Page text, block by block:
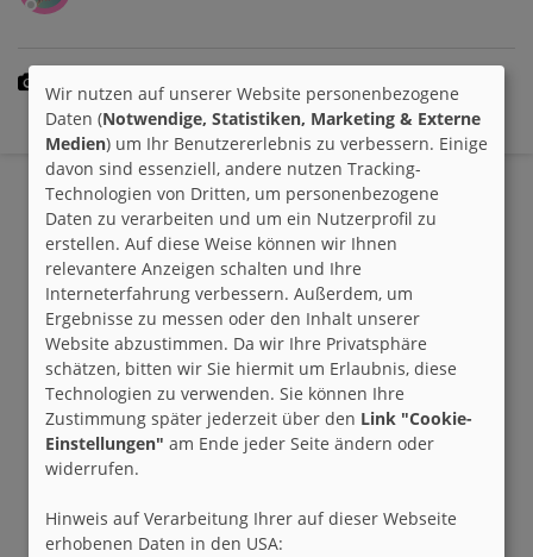
Die letzten 10 Gruppenbilder
- bisher keine Gruppenbilder vorhanden -
Wir nutzen auf unserer Website personenbezogene
Daten (Notwendige, Statistiken, Marketing & Externe
Medien) um Ihr Benutzererlebnis zu verbessern. Einige
davon sind essenziell, andere nutzen Tracking-
Technologien von Dritten, um personenbezogene
Daten zu verarbeiten und um ein Nutzerprofil zu
erstellen. Auf diese Weise können wir Ihnen
relevantere Anzeigen schalten und Ihre
Interneterfahrung verbessern. Außerdem, um
Ergebnisse zu messen oder den Inhalt unserer
Website abzustimmen. Da wir Ihre Privatsphäre
schätzen, bitten wir Sie hiermit um Erlaubnis, diese
Technologien zu verwenden. Sie können Ihre
Zustimmung später jederzeit über den Link "Cookie-
Einstellungen" am Ende jeder Seite ändern oder
widerrufen.
Hinweis auf Verarbeitung Ihrer auf dieser Webseite
erhobenen Daten in den USA: